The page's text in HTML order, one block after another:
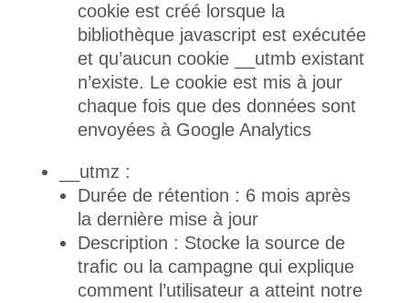
cookie est créé lorsque la
bibliothèque javascript est exécutée
et qu’aucun cookie __utmb existant
n’existe. Le cookie est mis à jour
chaque fois que des données sont
envoyées à Google Analytics
__utmz :
Durée de rétention : 6 mois après
la dernière mise à jour
Description : Stocke la source de
trafic ou la campagne qui explique
comment l’utilisateur a atteint notre